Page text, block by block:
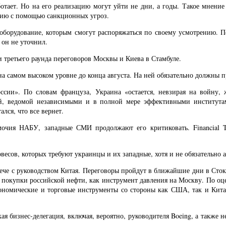
Но на его реализацию могут уйти не дни, а годы. Такое
с помощью санкционных угроз.
которым смогут распоряжаться по своему усмотрению.
не уточнил.
раунда переговоров Москвы и Киева в Стамбуле.
самом высоком уровне до конца августа. На ней обязательно должны
По словам француза, Украина «остается, невзирая на
ведомой независимыми и в полной мере эффективными
что все вернет.
НАБУ, западные СМИ продолжают его критиковать. Financial
которых требуют украинцы и их западные, хотя и не обязательно
с руководством Китая. Переговоры пройдут в ближайшие дни в
российской нефти, как инструмент давления на Москву. По
и торговые инструменты со стороны как США, так и
бизнес-делегация, включая, вероятно, руководителя Boeing, а